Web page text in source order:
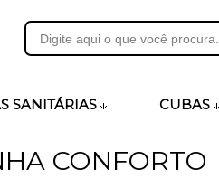
SANITÁRIAS CUBAS
CONFORTO